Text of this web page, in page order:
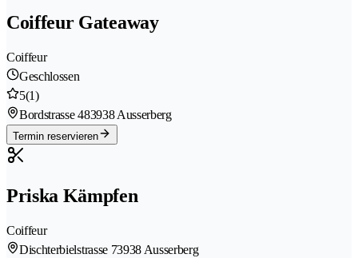
Coiffeur Gateaway
Coiffeur
Geschlossen
5(1)
Bordstrasse 483938 Ausserberg
Termin reservieren
Priska Kämpfen
Coiffeur
Dischterbielstrasse 73938 Ausserberg